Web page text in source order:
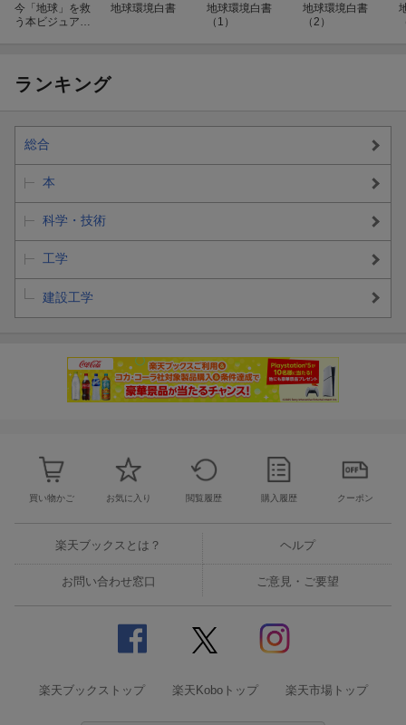
今「地球」を救
う本ビジュアル
地球環境白書
地球環境白書
（1）
地球環境白書
（2）
ランキング
総合
本
科学・技術
工学
建設工学
買い物かご お気に入り 閲覧履歴 購入履歴 クーポン
楽天ブックスとは？ ヘルプ
お問い合わせ窓口 ご意見・ご要望
楽天ブックストップ 楽天Koboトップ 楽天市場トップ